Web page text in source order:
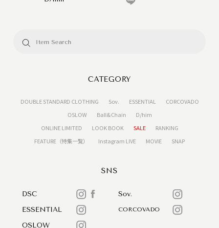
CATEGORY
DOUBLE STANDARD CLOTHING Sov. ESSENTIAL
CORCOVADO
OSLOW
Ball&Chain
D/him
ONLINE LIMITED
LOOK BOOK SALE
RANKING
FEATURE（特集一覧）
Instagram LIVE MOVIE SNAP
SNS
DSC
Sov.
ESSENTIAL
CORCOVADO
OSLOW